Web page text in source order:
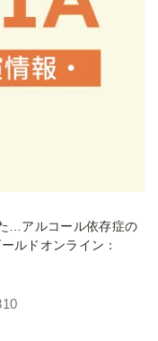
…アルコール依存症の
ルドオンライン：